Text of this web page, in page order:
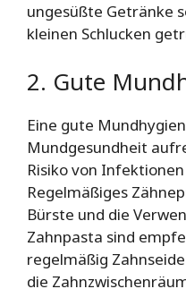
ungesüßte Getränke
kleinen Schlucken
2. Gute
Eine gute
Mundgesundheit
Risiko von
Regelmäßiges
Bürste und die
Zahnpasta sind
regelmäßig
die